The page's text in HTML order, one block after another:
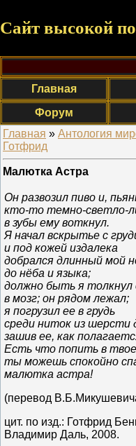
Сайт высокой
Главная
Форум
Главная » Антология
Готфрид
Малютка Астра
Он развозил пиво и,
кто-то темно-светло-
в зубы ему воткнул.
Я начал вскрытье с
и под кожей издалека
добрался длинный мой
до нёба и языка;
должно быть я толкнул
в мозг; он рядом лежал;
я погрузил ее в грудь
среди ниток из шерсти
зашив ее, как
Есть что попить в
ты можешь спокойно
малютка астра!
(перевод
цит. по изд.: Готфрид
Владимир Даль, 2008.